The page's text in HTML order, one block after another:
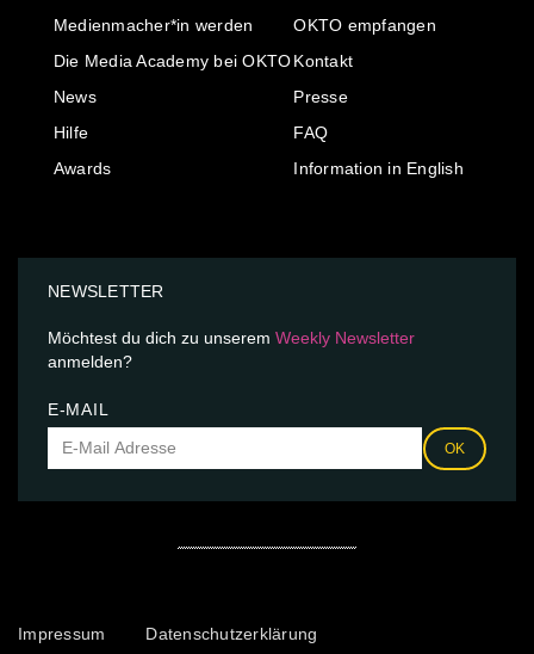
Medienmacher*in werden
Die Media Academy bei OKTO
News
Hilfe
Awards
OKTO empfangen
Kontakt
Presse
FAQ
Information in English
NEWSLETTER
Möchtest du dich zu unserem Weekly Newsletter
anmelden?
E-MAIL
OK
Impressum Datenschutzerklärung